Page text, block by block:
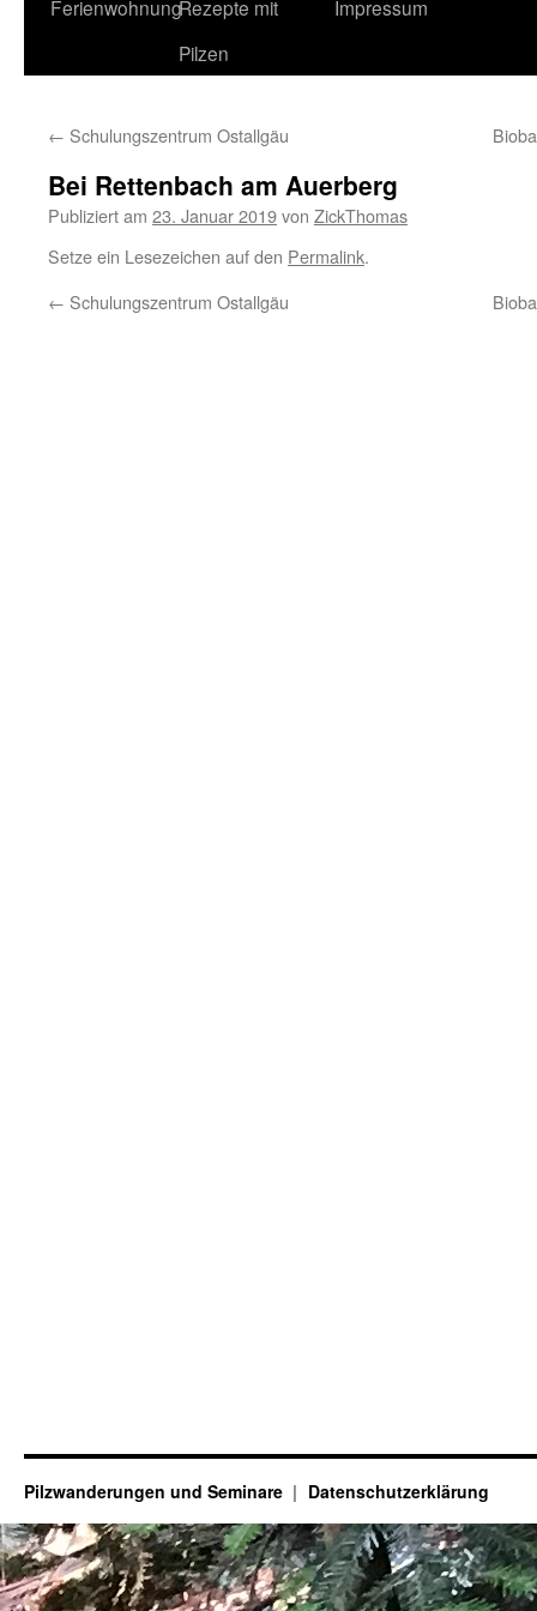
FerienwohnungRezepte mit
Pilzen
Impressum
← Schulungszentrum Ostallgäu
Bei Rettenbach am Auerberg
Publiziert am 23. Januar 2019von ZickThomas
Setze ein Lesezeichen auf den Permalink.
← Schulungszentrum Ostallgäu
Pilzwanderungen und Seminare Datenschutzerklärung